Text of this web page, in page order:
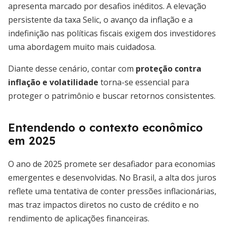
apresenta marcado por desafios inéditos. A elevação
persistente da taxa Selic, o avanço da inflação e a
indefinição nas políticas fiscais exigem dos investidores
uma abordagem muito mais cuidadosa.
Diante desse cenário, contar com proteção contra
inflação e volatilidade torna-se essencial para
proteger o patrimônio e buscar retornos consistentes.
Entendendo o contexto econômico
em 2025
O ano de 2025 promete ser desafiador para economias
emergentes e desenvolvidas. No Brasil, a alta dos juros
reflete uma tentativa de conter pressões inflacionárias,
mas traz impactos diretos no custo de crédito e no
rendimento de aplicações financeiras.